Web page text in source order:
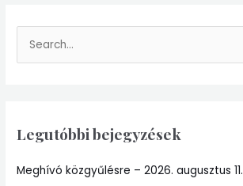
e
c
f
Legutóbbi bejegyzések
Meghívó közgyűlésre – 2026. augusztus 11.